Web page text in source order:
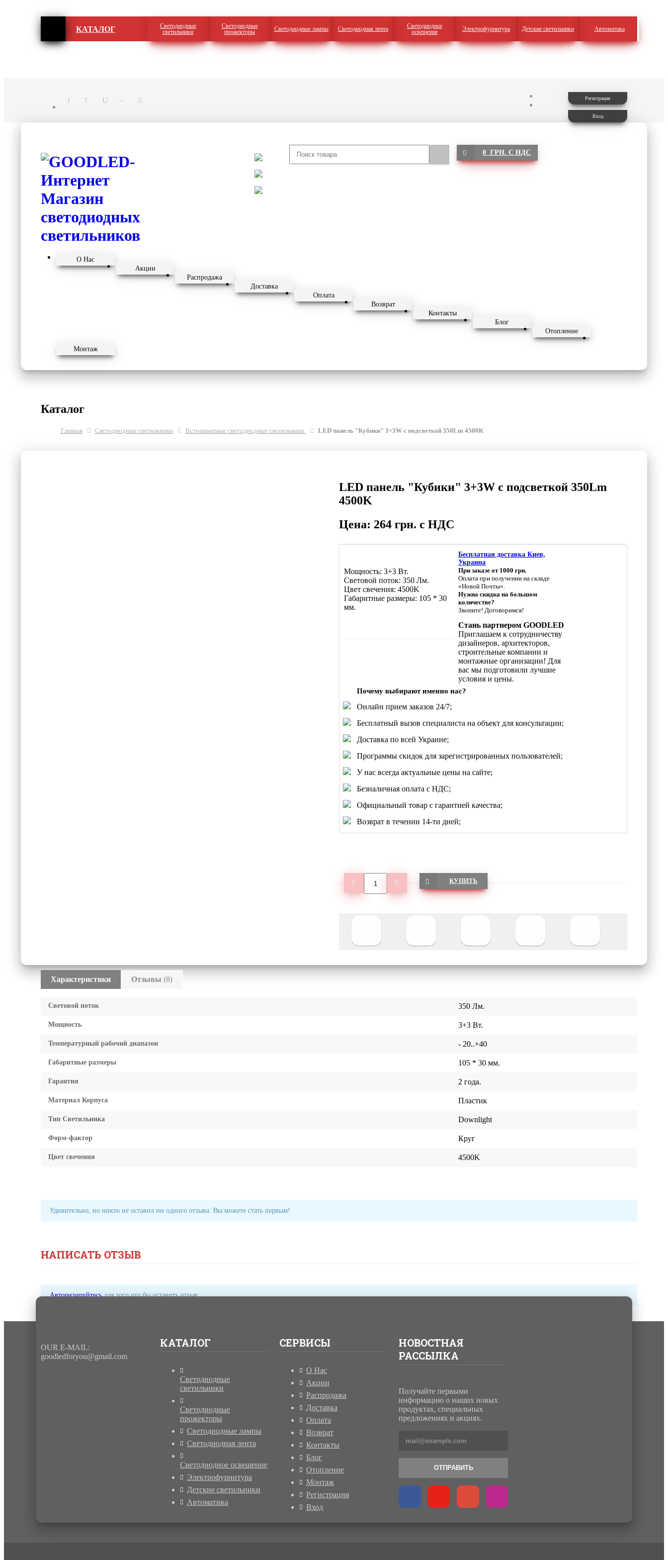
КАТАЛОГ
Светодиодные
светильники
Светодиодные
прожекторы
Светодиодные лампы Светодиодная лента
Светодиодное
освещение
Электрофурнитура Детские светильники Автоматика
Регистрация
Вход
0 ГРН. С НДС
О Нас
Акции
Распродажа
Доставка
Оплата
Возврат
Контакты
Блог
Отопление
Монтаж
Каталог
Главная Светодиодные светильники Встраиваемые светодиодные светильники LED панель "Кубики" 3+3W с подсветкой 350Lm 4500K
LED панель "Кубики" 3+3W с подсветкой 350Lm
4500K
Цена: 264 грн. с НДС
Мощность: 3+3 Вт.
Световой поток: 350 Лм.
Цвет свечения: 4500K
Габаритные размеры: 105 * 30
мм.
Бесплатная доставка Киев,
Украина
При заказе от 1000 грн.
Оплата при получении на складе
«Новой Почты».
Нужна скидка на большом
количестве?
Звоните! Договоримся!
Стань партнером GOODLED
Приглашаем к сотрудничеству
дизайнеров, архитекторов,
строительные компании и
монтажные организации! Для
вас мы подготовили лучшие
условия и цены.
Почему выбирают именно нас?
Онлайн прием заказов 24/7;
Бесплатный вызов специалиста на объект для консультации;
Доставка по всей Украине;
Программы скидок для зарегистрированных пользователей;
У нас всегда актуальные цены на сайте;
Безналичная оплата с НДС;
Официальный товар с гарантией качества;
Возврат в течении 14-ти дней;
КУПИТЬ
Характеристики Отзывы (0)
Световой поток 350 Лм.
Мощность 3+3 Вт.
Температурный рабочий диапазон - 20..+40
Габаритные размеры 105 * 30 мм.
Гарантия 2 года.
Материал Корпуса Пластик
Тип Светильника Downlight
Форм-фактор Круг
Цвет свечения 4500K
Удивительно, но никто не оставил ни одного отзыва. Вы можете стать первым!
НАПИСАТЬ ОТЗЫВ
Авторизируйтесьдля того что бы оставить отзыв
OUR E-MAIL:
goodledforyou@gmail.cоm
КАТАЛОГ
Светодиодные
светильники
Светодиодные
прожекторы
Светодиодные лампы
Светодиодная лента
Светодиодное освещение
Электрофурнитура
Детские светильники
Автоматика
СЕРВИСЫ
О Нас
Акции
Распродажа
Доставка
Оплата
Возврат
Контакты
Блог
Отопление
Монтаж
Регистрация
Вход
НОВОСТНАЯ
РАССЫЛКА
Получайте первыми
информацию о наших новых
продуктах, специальных
предложениях и акциях.
ОТПРАВИТЬ